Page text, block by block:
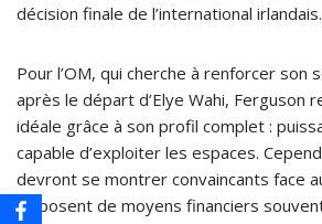
décision finale de l’international irlandais.
Pour l’OM, qui cherche à renforcer son
après le départ d’Elye Wahi, Ferguson
idéale grâce à son profil complet :
capable d’exploiter les espaces.
devront se montrer convaincants face
disposent de moyens financiers